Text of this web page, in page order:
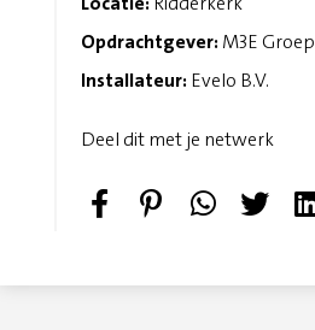
Opdrachtgever: M3E Groep
Installateur: Evelo B.V.
Deel dit met je netwerk
S
P
T